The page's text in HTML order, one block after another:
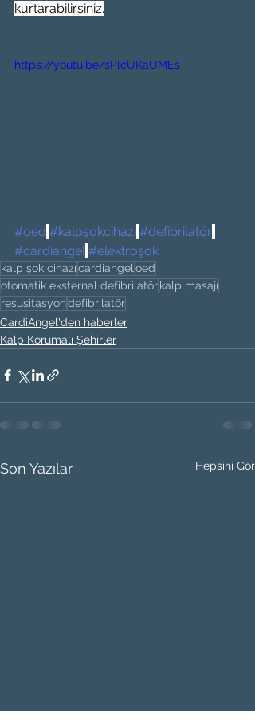
kurtarabilirsiniz.
https://youtu.be/sPlcUKaUMEs
#oed #kalpşokcihazı #defibrilatör
#cardiangel #elektroşok
kalp şok cihazıcardiangel oed
otomatik eksternal defibrilatörkalp masajı
resusitasyondefibrilatör
CardiAngel'den haberler
Kalp Korumalı Şehirler
Son Yazılar Hepsini Gör